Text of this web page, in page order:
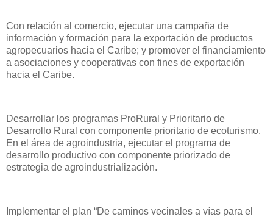
Con relación al comercio, ejecutar una campaña de
información y formación para la exportación de productos
agropecuarios hacia el Caribe; y promover el financiamiento
a asociaciones y cooperativas con fines de exportación
hacia el Caribe.
Desarrollar los programas ProRural y Prioritario de
Desarrollo Rural con componente prioritario de ecoturismo.
En el área de agroindustria, ejecutar el programa de
desarrollo productivo con componente priorizado de
estrategia de agroindustrialización.
Implementar el plan “De caminos vecinales a vías para el